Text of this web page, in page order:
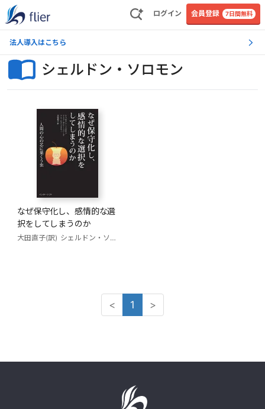
ログイン 会員登録 7日間無料
法人導入はこちら
シェルドン・ソロモン
なぜ保守化し、感情的な選
択をしてしまうのか
大田直子(訳) シェルドン・ソロモン
< 1 >